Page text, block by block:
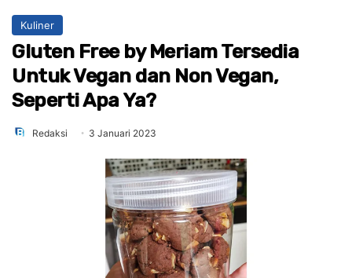
Kuliner
Gluten Free by Meriam Tersedia
Untuk Vegan dan Non Vegan,
Seperti Apa Ya?
Redaksi 3 Januari 2023